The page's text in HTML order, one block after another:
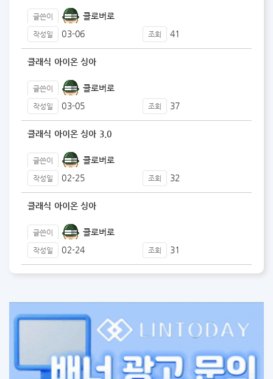
글쓴이 클로버로
작성일 03-06 조회 41
클래식 아이온 싱아
글쓴이 클로버로
작성일 03-05 조회 37
클래식 아이온 싱아 3.0
글쓴이 클로버로
작성일 02-25 조회 32
클래식 아이온 싱아
글쓴이 클로버로
작성일 02-24 조회 31